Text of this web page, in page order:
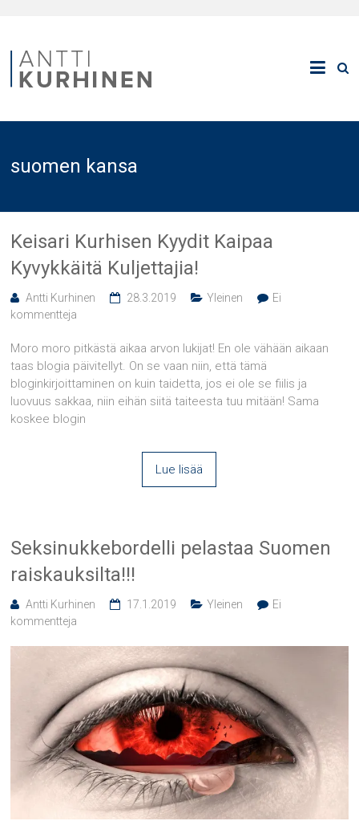
suomen kansa
Keisari Kurhisen Kyydit Kaipaa
Kyvykkäitä Kuljettajia!
Antti Kurhinen 28.3.2019 Yleinen
Ei
kommentteja
Moro moro pitkästä aikaa arvon lukijat! En ole vähään aikaan
taas blogia päivitellyt. On se vaan niin, että tämä
bloginkirjoittaminen on kuin taidetta, jos ei ole se fiilis ja
luovuus sakkaa, niin eihän siitä taiteesta tuu mitään! Sama
koskee blogin
Lue lisää
Seksinukkebordelli pelastaa Suomen
raiskauksilta!!!
Antti Kurhinen 17.1.2019 Yleinen
Ei
kommentteja